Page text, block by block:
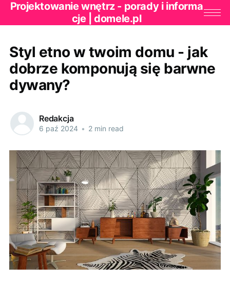
Projektowanie wnętrz - porady i informa
cje | domele.pl
Styl etno w twoim domu - jak
dobrze komponują się barwne
dywany?
Redakcja
6 paź 2024 • 2 min read